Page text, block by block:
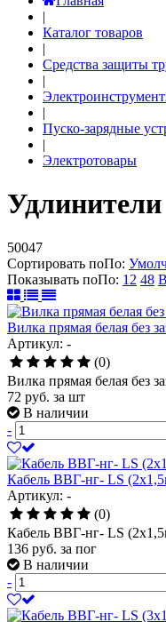
|
Каталог товаров
|
Средства защиты
|
|
Пуско-зарядные
|
Электротовары
Удлинители
50047
Сортировать поПо:
Показывать поПо: 12 48
Вилка прямая белая без
Артикул: -
(0)
Вилка прямая белая без
72 руб. за шт
В наличии
-
Кабель ВВГ-нг- LS
Артикул: -
(0)
Кабель ВВГ-нг- LS
136 руб. за пог
В наличии
-